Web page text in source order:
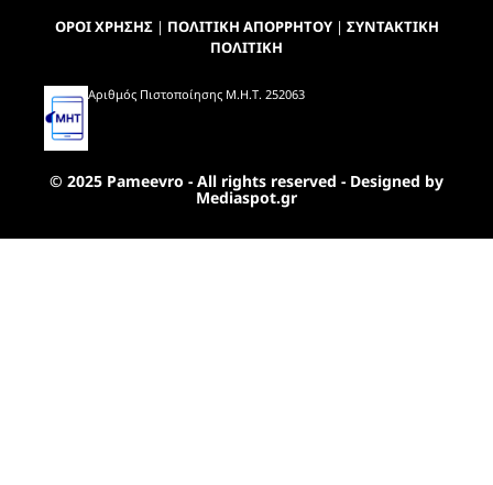
ΟΡΟΙ ΧΡΗΣΗΣ| ΠΟΛΙΤΙΚΗ ΑΠΟΡΡΗΤΟΥ| ΣΥΝΤΑΚΤΙΚΗ
ΠΟΛΙΤΙΚΗ
Αριθμός Πιστοποίησης Μ.Η.Τ. 252063
© 2025 Pameevro - All rights reserved - Designed by
Mediaspot.gr